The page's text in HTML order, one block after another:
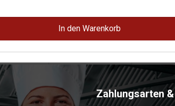
In den Warenkorb
Zahlungsarten